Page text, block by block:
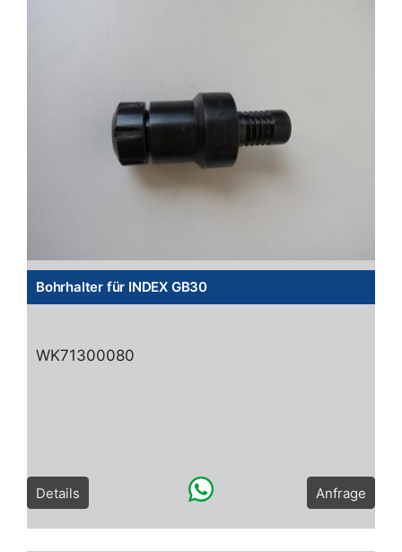
Bohrhalter für INDEX GB30
WK71300080
Details Anfrage